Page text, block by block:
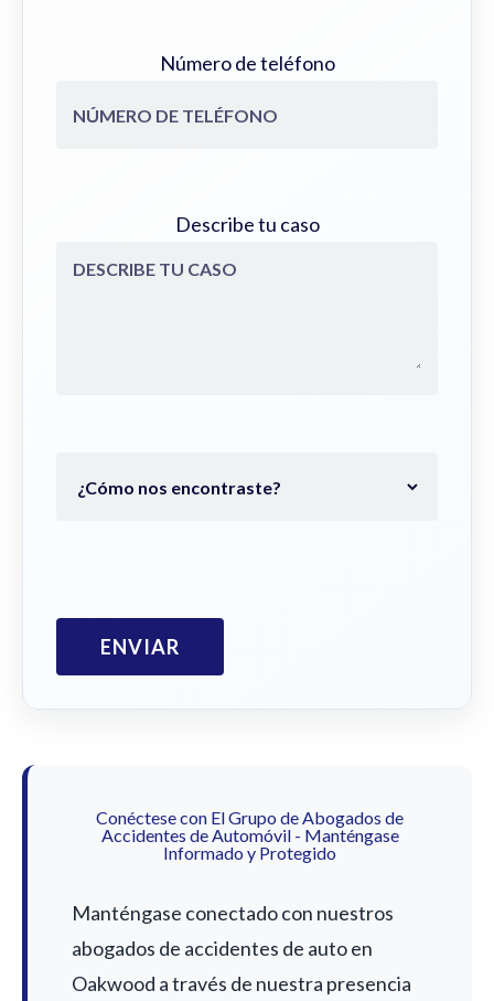
Número de teléfono
Describe tu caso
Conéctese con El Grupo de Abogados de
Accidentes de Automóvil - Manténgase
Informado y Protegido
Manténgase conectado con nuestros
abogados de accidentes de auto en
Oakwood a través de nuestra presencia